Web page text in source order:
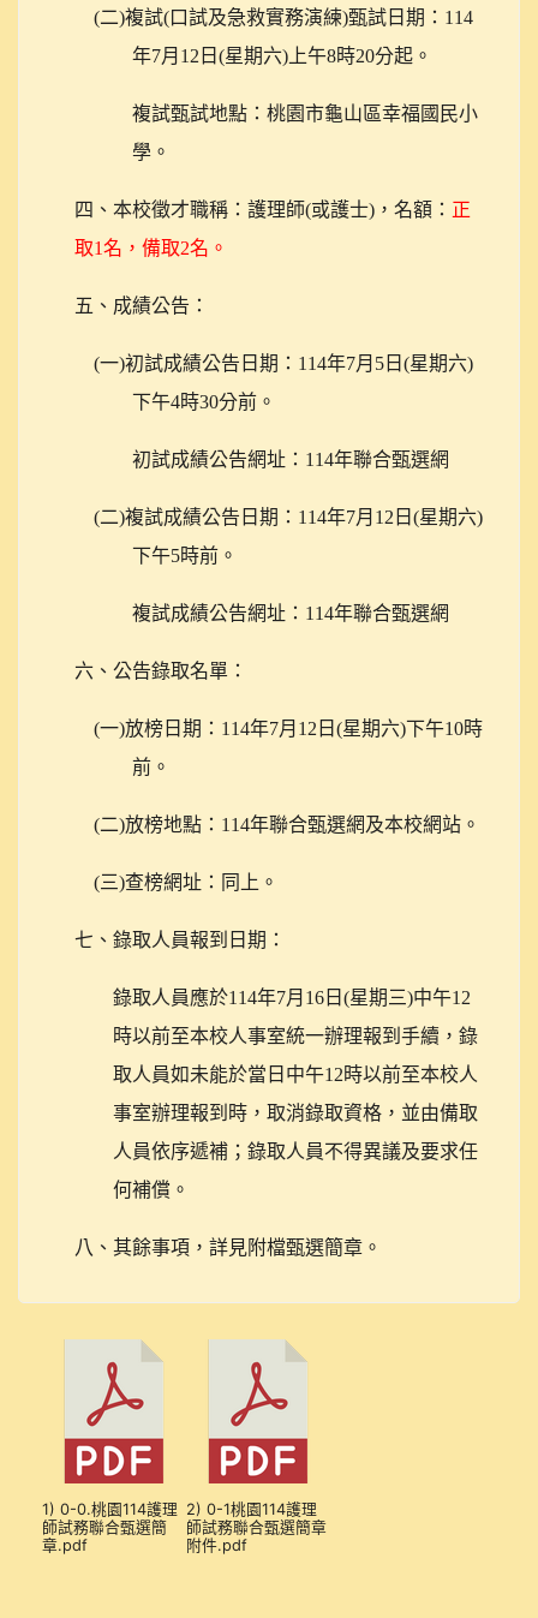
(二)複試(口試及急救實務演練)甄試日期：114
年7月12日(星期六)上午8時20分起。
複試甄試地點：桃園市龜山區幸福國民小
學。
四、本校徵才職稱：護理師(或護士)，名額： 正
取1名，備取2名。
五、成績公告：
(一)初試成績公告日期：114年7月5日(星期六)
下午4時30分前。
初試成績公告網址：114年聯合甄選網
(二)複試成績公告日期：114年7月12日(星期六)
下午5時前。
複試成績公告網址：114年聯合甄選網
六、公告錄取名單：
(一)放榜日期：114年7月12日(星期六)下午10時
前。
(二)放榜地點：114年聯合甄選網及本校網站。
(三)查榜網址：同上。
七、錄取人員報到日期：
錄取人員應於114年7月16日(星期三)中午12
時以前至本校人事室統一辦理報到手續，錄
取人員如未能於當日中午12時以前至本校人
事室辦理報到時，取消錄取資格，並由備取
人員依序遞補；錄取人員不得異議及要求任
何補償。
八、其餘事項，詳見附檔甄選簡章。
1) 0-0.桃園114護理
師試務聯合甄選簡
章.pdf
2) 0-1桃園114護理
師試務聯合甄選簡章
附件.pdf